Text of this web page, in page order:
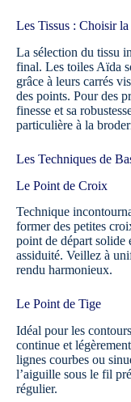
Les Tissus : Choisir
La sélection du tissu
final. Les toiles Aïda
grâce à leurs carrés
des points. Pour des
finesse et sa
particulière à la
Les Techniques de
Le Point de Croix
Technique
former des petites
point de départ solide
assiduité. Veillez à
rendu harmonieux.
Le Point de Tige
Idéal pour les
continue et
lignes courbes ou
l’aiguille sous le fil
régulier.